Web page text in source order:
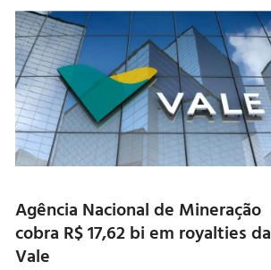
Agência Nacional de Mineração
cobra R$ 17,62 bi em royalties da
Vale